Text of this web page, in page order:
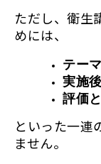
ただし、衛生
めには、
テー
実施
評価
といった一連
ません。